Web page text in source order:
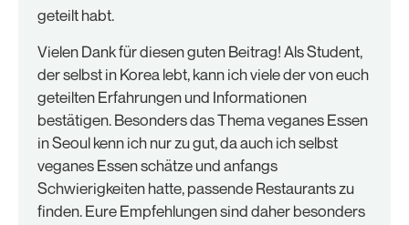
geteilt habt.
Vielen Dank für diesen guten Beitrag! Als Student,
der selbst in Korea lebt, kann ich viele der von euch
geteilten Erfahrungen und Informationen
bestätigen. Besonders das Thema veganes Essen
in Seoul kenn ich nur zu gut, da auch ich selbst
veganes Essen schätze und anfangs
Schwierigkeiten hatte, passende Restaurants zu
finden. Eure Empfehlungen sind daher besonders